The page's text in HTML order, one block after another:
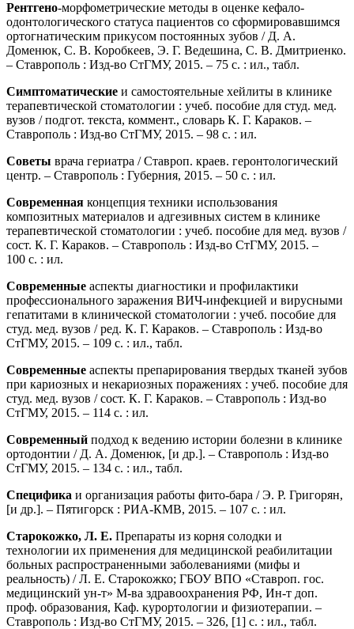
Рентгено-морфометрические методы в оценке кефало-
одонтологического статуса пациентов со сформировавшимся
ортогнатическим прикусом постоянных зубов / Д. А.
Доменюк, С. В. Коробкеев, Э. Г. Ведешина, С. В. Дмитриенко.
– Ставрополь : Изд-во СтГМУ, 2015. – 75 с. : ил., табл.
Симптоматические и самостоятельные хейлиты в клинике
терапевтической стоматологии : учеб. пособие для студ. мед.
вузов / подгот. текста, коммент., словарь К. Г. Караков. –
Ставрополь : Изд-во СтГМУ, 2015. – 98 с. : ил.
Советы врача гериатра / Ставроп. краев. геронтологический
центр. – Ставрополь : Губерния, 2015. – 50 с. : ил.
Современная концепция техники использования
композитных материалов и адгезивных систем в клинике
терапевтической стоматологии : учеб. пособие для мед. вузов /
сост. К. Г. Караков. – Ставрополь : Изд-во СтГМУ, 2015. –
100 с. : ил.
Современные аспекты диагностики и профилактики
профессионального заражения ВИЧ-инфекцией и вирусными
гепатитами в клинической стоматологии : учеб. пособие для
студ. мед. вузов / ред. К. Г. Караков. – Ставрополь : Изд-во
СтГМУ, 2015. – 109 с. : ил., табл.
Современные аспекты препарирования твердых тканей зубов
при кариозных и некариозных поражениях : учеб. пособие для
студ. мед. вузов / сост. К. Г. Караков. – Ставрополь : Изд-во
СтГМУ, 2015. – 114 с. : ил.
Современный подход к ведению истории болезни в клинике
ортодонтии / Д. А. Доменюк, [и др.]. – Ставрополь : Изд-во
СтГМУ, 2015. – 134 с. : ил., табл.
Специфика и организация работы фито-бара / Э. Р. Григорян,
[и др.]. – Пятигорск : РИА-КМВ, 2015. – 107 с. : ил.
Старокожко, Л. Е. Препараты из корня солодки и
технологии их применения для медицинской реабилитации
больных распространенными заболеваниями (мифы и
реальность) / Л. Е. Старокожко; ГБОУ ВПО «Ставроп. гос.
медицинский ун-т» М-ва здравоохранения РФ, Ин-т доп.
проф. образования, Каф. курортологии и физиотерапии. –
Ставрополь : Изд-во СтГМУ, 2015. – 326, [1] с. : ил., табл.